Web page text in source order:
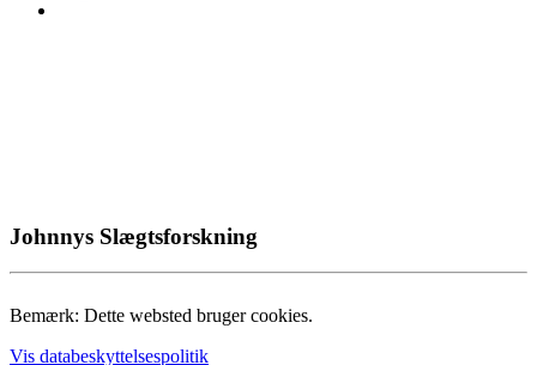
Johnnys Slægtsforskning
Bemærk: Dette websted bruger cookies.
Vis databeskyttelsespolitik